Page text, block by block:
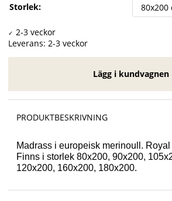
Storlek:
Leverans: 2-3 veckor
Lägg i kundvagnen
PRODUKTBESKRIVNING
Madrass i europeisk merinoull.
Finns i storlek 80x200, 90x200,
120x200, 160x200, 180x200.